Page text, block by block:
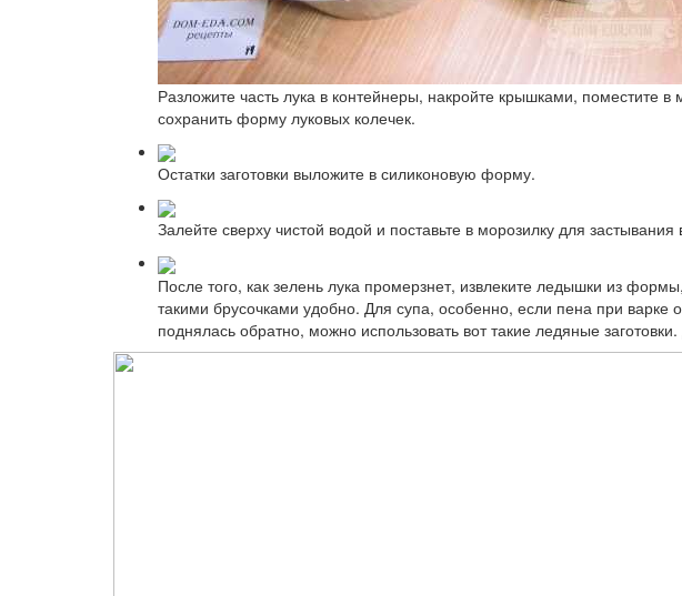
Разложите часть лука в контейнеры, накройте крышками, поместите
сохранить форму луковых колечек.
Остатки заготовки выложите в силиконовую форму.
Залейте сверху чистой водой и поставьте в морозилку для застывания
После того, как зелень лука промерзнет, извлеките ледышки из
такими брусочками удобно. Для супа, особенно, если пена при
поднялась обратно, можно использовать вот такие ледяные